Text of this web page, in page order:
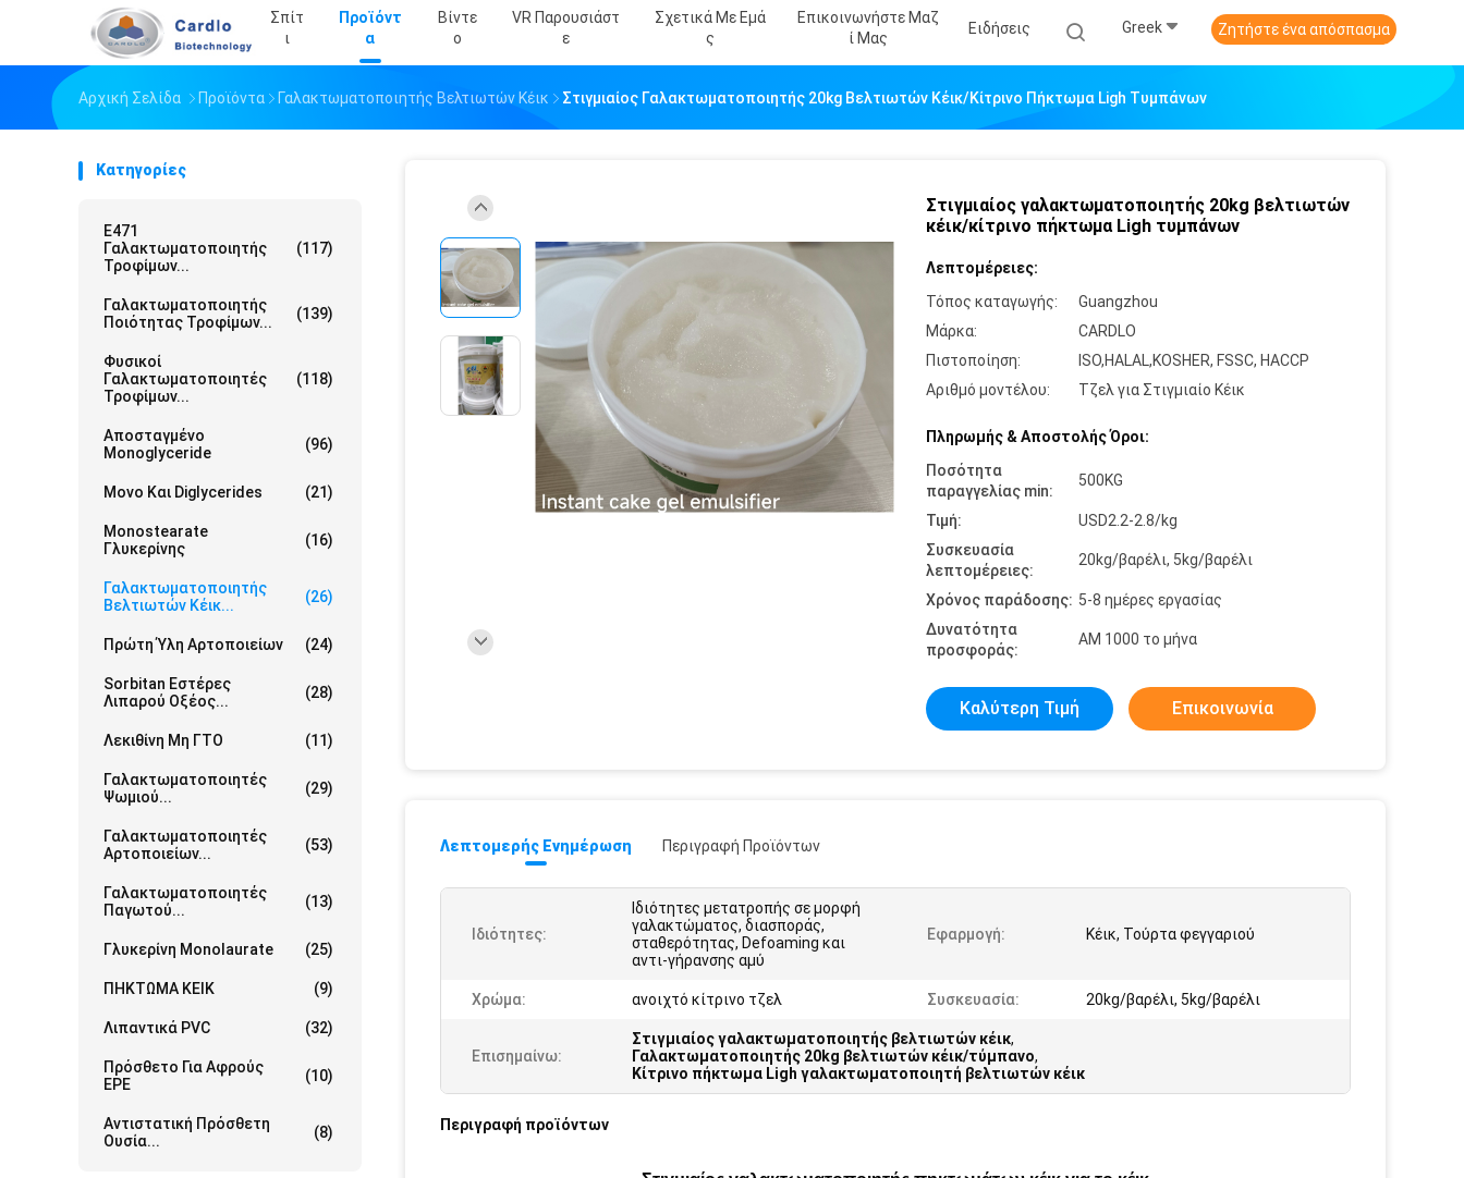
Σπίτ
Ι
Προϊόντ
Α
Βίντε
Ο
VR Παρουσιάστ
Ε
Σχετικά Με Εμά
Σ
Επικοινωνήστε Μαζ
Ί Μας
Ειδήσεις Greek Ζητήστε ένα απόσπασμα
Αρχική Σελίδα Προϊόντα Γαλακτωματοποιητής Βελτιωτών Κέικ Στιγμιαίος Γαλακτωματοποιητής 20kg Βελτιωτών Κέικ/κίτρινο Πήκτωμα Ligh Τυμπάνων
Κατηγορίες
E471
Γαλακτωματοποιητής
Τροφίμων...
(117)
Γαλακτωματοποιητής
Ποιότητας Τροφίμων...
(139)
Φυσικοί
Γαλακτωματοποιητές
Τροφίμων...
(118)
Αποσταγμένο
Monoglyceride
(96)
Μονο Και Diglycerides (21)
Monostearate
Γλυκερίνης
(16)
Γαλακτωματοποιητής
Βελτιωτών Κέικ...
(26)
Πρώτη Ύλη Αρτοποιείων (24)
Sorbitan Εστέρες
Λιπαρού Οξέος...
(28)
Λεκιθίνη Μη ΓΤΟ (11)
Γαλακτωματοποιητές
Ψωμιού...
(29)
Γαλακτωματοποιητές
Αρτοποιείων...
(53)
Γαλακτωματοποιητές
Παγωτού...
(13)
Γλυκερίνη Monolaurate (25)
ΠΗΚΤΩΜΑ ΚΕΙΚ (9)
Λιπαντικά PVC (32)
Πρόσθετο Για Αφρούς
EPE
(10)
Αντιστατική Πρόσθετη
Ουσία...
(8)
Στιγμιαίος γαλακτωματοποιητής 20kg βελτιωτών
κέικ/κίτρινο πήκτωμα Ligh τυμπάνων
Λεπτομέρειες:
Τόπος καταγωγής:
Guangzhou
Μάρκα:
CARDLO
Πιστοποίηση:
ISO,HALAL,KOSHER, FSSC, HACCP
Αριθμό μοντέλου:
Τζελ για Στιγμιαίο Κέικ
Πληρωμής & Αποστολής Όροι:
Ποσότητα
παραγγελίας min:
500KG
Τιμή:
USD2.2-2.8/kg
Συσκευασία
λεπτομέρειες:
20kg/βαρέλι, 5kg/βαρέλι
Χρόνος παράδοσης: 5-8 ημέρες εργασίας
Δυνατότητα
προσφοράς:
ΑΜ 1000 το μήνα
Καλύτερη Τιμή Επικοινωνία
Λεπτομερής Ενημέρωση Περιγραφή Προϊόντων
Ιδιότητες:
Ιδιότητες μετατροπής σε μορφή
γαλακτώματος, διασποράς,
σταθερότητας, Defoaming και
αντι-γήρανσης αμύ
Εφαρμογή: Κέικ, Τούρτα φεγγαριού
Χρώμα: ανοιχτό κίτρινο τζελ Συσκευασία: 20kg/βαρέλι, 5kg/βαρέλι
Επισημαίνω:
Στιγμιαίος γαλακτωματοποιητής βελτιωτών κέικ,
Γαλακτωματοποιητής 20kg βελτιωτών κέικ/τύμπανο,
Κίτρινο πήκτωμα Ligh γαλακτωματοποιητή βελτιωτών κέικ
Περιγραφή προϊόντων